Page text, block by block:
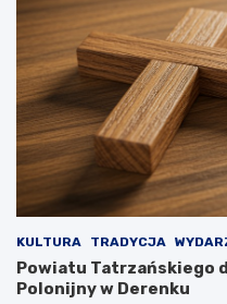
KULTURA TRADYCJA
Powiatu Tatrzańskiego
Polonijny w Derenku